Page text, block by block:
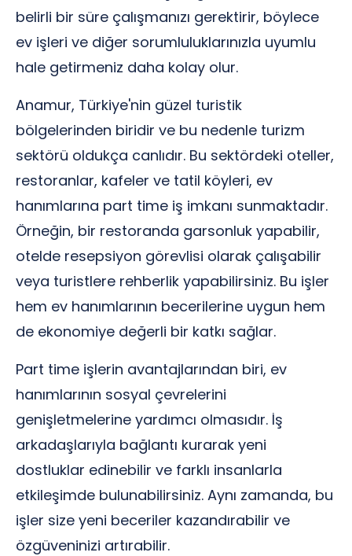
belirli bir süre çalışmanızı gerektirir, böylece
ev işleri ve diğer sorumluluklarınızla uyumlu
hale getirmeniz daha kolay olur.
Anamur, Türkiye'nin güzel turistik
bölgelerinden biridir ve bu nedenle turizm
sektörü oldukça canlıdır. Bu sektördeki oteller,
restoranlar, kafeler ve tatil köyleri, ev
hanımlarına part time iş imkanı sunmaktadır.
Örneğin, bir restoranda garsonluk yapabilir,
otelde resepsiyon görevlisi olarak çalışabilir
veya turistlere rehberlik yapabilirsiniz. Bu işler
hem ev hanımlarının becerilerine uygun hem
de ekonomiye değerli bir katkı sağlar.
Part time işlerin avantajlarından biri, ev
hanımlarının sosyal çevrelerini
genişletmelerine yardımcı olmasıdır. İş
arkadaşlarıyla bağlantı kurarak yeni
dostluklar edinebilir ve farklı insanlarla
etkileşimde bulunabilirsiniz. Aynı zamanda, bu
işler size yeni beceriler kazandırabilir ve
özgüveninizi artırabilir.